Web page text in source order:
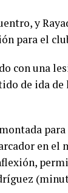
y
para el
con una
de ida
en el